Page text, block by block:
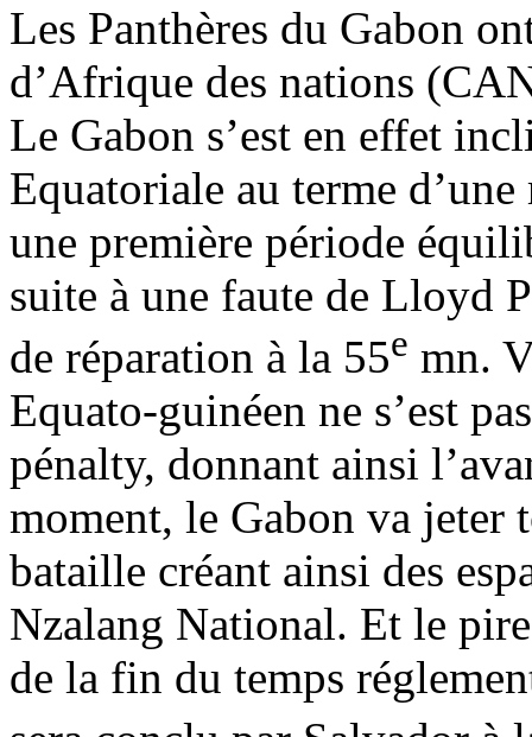
Les Panthères du Gabon
d’Afrique des nations
Le Gabon s’est en effet
Equatoriale au terme
une première période
suite à une faute de Lloyd
de réparation à la 55e mn.
Equato-guinéen ne s’est
pénalty, donnant ainsi
moment, le Gabon va jeter
bataille créant ainsi des
Nzalang National. Et le
de la fin du temps